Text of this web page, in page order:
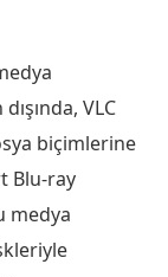
VLC
biçimlerine
Blu-ray
medya